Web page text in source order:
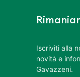
Iscriviti alla
novità e
Gavazzeni.